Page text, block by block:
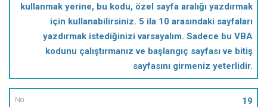
kullanmak yerine, bu kodu, özel sayfa aralığı yazdırmak
için kullanabilirsiniz. 5 ila 10 arasındaki sayfaları
yazdırmak istediğinizi varsayalım. Sadece bu VBA
kodunu çalıştırmanız ve başlangıç ​​sayfası ve bitiş
sayfasını girmeniz yeterlidir.
19